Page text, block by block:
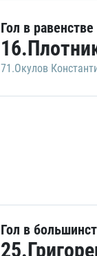
Гол в равенстве
71.Окулов
Гол в